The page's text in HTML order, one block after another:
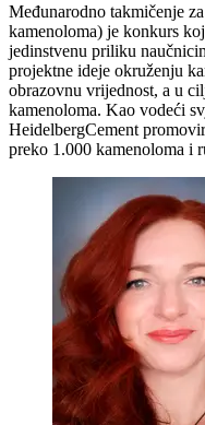
Međunarodno takmičenje
kamenoloma) je konkurs
jedinstvenu priliku
projektne ideje okruženju
obrazovnu vrijednost, a u
kamenoloma. Kao vodeći
HeidelbergCement
preko 1.000 kamenoloma i